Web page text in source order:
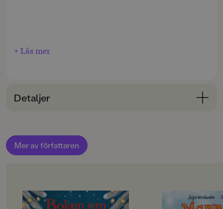
+ Läs mer
Detaljer
ÅLDERSGRUPP
3-6
SPRÅK
Mer av författaren
OM BOKEN OM BOKEN